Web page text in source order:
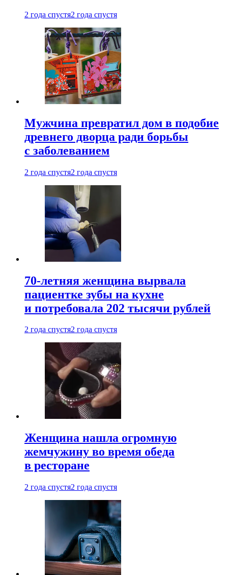
2 года спустя2 года спустя
Мужчина превратил дом в подобие
древнего дворца ради борьбы
с заболеванием
2 года спустя2 года спустя
70-летняя женщина вырвала
пациентке зубы на кухне
и потребовала 202 тысячи рублей
2 года спустя2 года спустя
Женщина нашла огромную
жемчужину во время обеда
в ресторане
2 года спустя2 года спустя